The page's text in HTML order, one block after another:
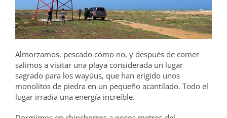
Almorzamos, pescado cómo no, y después de comer
salimos a visitar una playa considerada un lugar
sagrado para los wayúus, que han erigido unos
monolitos de piedra en un pequeño acantilado. Todo el
lugar irradia una energía increíble.